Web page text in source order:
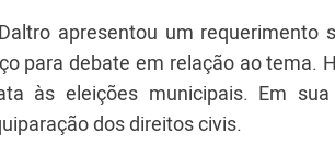
apresentou um requerimento
para debate em relação ao tema.
às eleições municipais. Em
dos direitos civis.